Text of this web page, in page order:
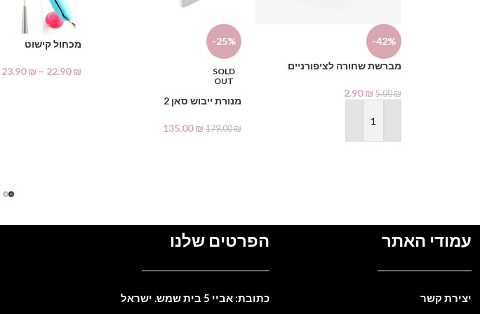
-42%
מברשת שחורה לציפורניים
5.00₪
2.90₪
הוספה לסל
-25%
SOLD
OUT
מנורת ייבוש סאן 2
179.00₪
135.00₪
מכחול קישוט
22.90₪
–
23.90₪
עמודי האתר
יצירת קשר
הפרטים שלנו
כתובת: אביי 5 בית שמש. ישראל